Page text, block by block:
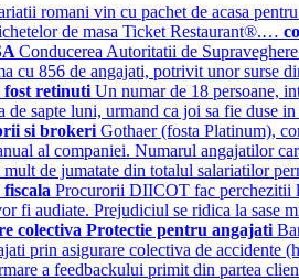
romani vin cu pachet de acasa
de masa Ticket Restaurant®.…
Conducerea Autoritatii de
cu 856 de angajati, potrivit unor surse
fost retinuti Un numar de 18 persoane,
sapte luni, urmand ca joi sa fie duse
si brokeri Gothaer (fosta Platinum),
al companiei. Numarul angajatilor
de jumatate din totalul salariatilor
Procurorii DIICOT fac perchezitii
fi audiate. Prejudiciul se ridica la sase
colectiva Protectie pentru angajati
prin asigurare colectiva de
a feedbackului primit din partea